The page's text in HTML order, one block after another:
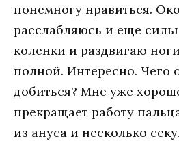
понемногу нравиться.
расслабляюсь и еще
коленки и раздвигаю
полной. Интересно. Чего
добиться? Мне уже
прекращает работу
из ануса и несколько